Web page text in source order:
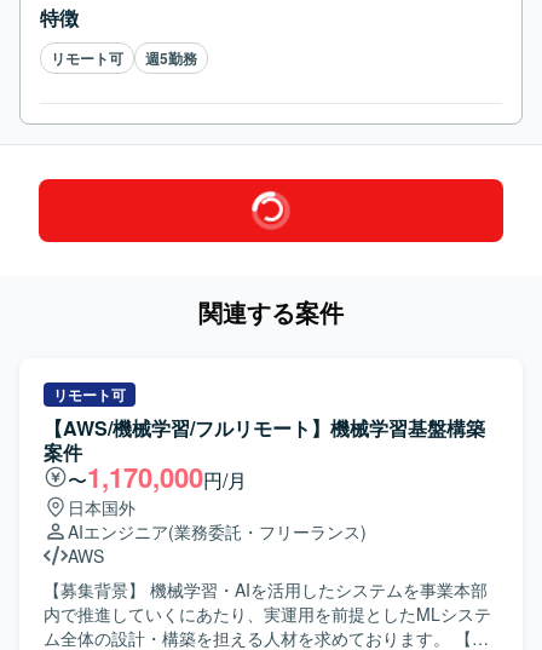
特徴
リモート可 週5勤務
関連する案件
リモート可
【AWS/機械学習/フルリモート】機械学習基盤構築
案件
〜1,170,000円/月
日本国外
AIエンジニア(業務委託・フリーランス)
AWS
【募集背景】 機械学習・AIを活用したシステムを事業本部
内で推進していくにあたり、実運用を前提としたMLシステ
ム全体の設計・構築を担える人材を求めております。 【作